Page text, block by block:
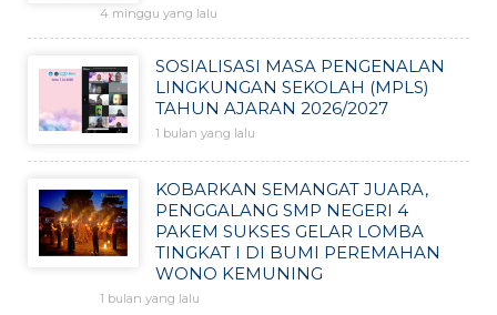
4 minggu yang lalu
SOSIALISASI MASA PENGENALAN
LINGKUNGAN SEKOLAH (MPLS)
TAHUN AJARAN 2026/2027
1 bulan yang lalu
KOBARKAN SEMANGAT JUARA,
PENGGALANG SMP NEGERI 4
PAKEM SUKSES GELAR LOMBA
TINGKAT I DI BUMI PEREMAHAN
WONO KEMUNING
1 bulan yang lalu